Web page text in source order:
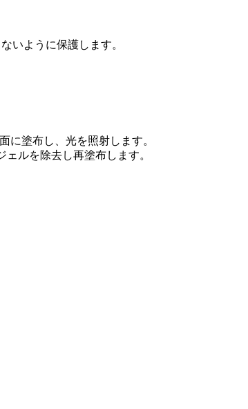
いように保護します。
に塗布し、光を照射します。
ルを除去し再塗布します。